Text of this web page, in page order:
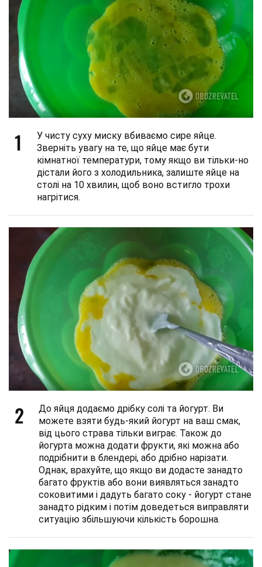
1
У чисту суху миску вбиваємо сире яйце.
Зверніть увагу на те, що яйце має бути
кімнатної температури, тому якщо ви тільки-но
дістали його з холодильника, залиште яйце на
столі на 10 хвилин, щоб воно встигло трохи
нагрітися.
2
До яйця додаємо дрібку солі та йогурт. Ви
можете взяти будь-який йогурт на ваш смак,
від цього страва тільки виграє. Також до
йогурта можна додати фрукти, які можна або
подрібнити в блендері, або дрібно нарізати.
Однак, врахуйте, що якщо ви додасте занадто
багато фруктів або вони виявляться занадто
соковитими і дадуть багато соку - йогурт стане
занадто рідким і потім доведеться виправляти
ситуацію збільшуючи кількість борошна.